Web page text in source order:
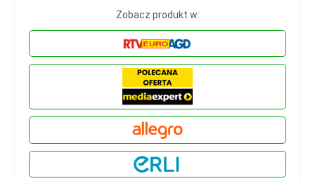
Zobacz produkt w: